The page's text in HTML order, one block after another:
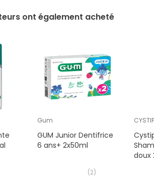
ont également acheté
Gum
GUM Junior Dentifrice
6 ans+ 2x50ml
(2)
doux